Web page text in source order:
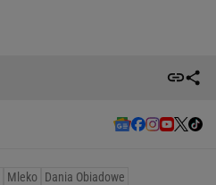
Mleko Dania Obiadowe